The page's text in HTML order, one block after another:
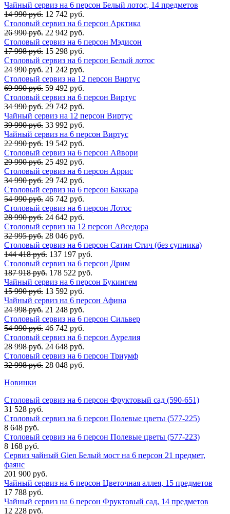
Чайный сервиз на 6 персон Белый лотос, 14 предметов
14 990 руб. 12 742 руб.
Столовый сервиз на 6 персон Арктика
26 990 руб. 22 942 руб.
Столовый сервиз на 6 персон Мэдисон
17 998 руб. 15 298 руб.
Столовый сервиз на 6 персон Белый лотос
24 990 руб. 21 242 руб.
Столовый сервиз на 12 персон Виртус
69 990 руб. 59 492 руб.
Столовый сервиз на 6 персон Виртус
34 990 руб. 29 742 руб.
Чайный сервиз на 12 персон Виртус
39 990 руб. 33 992 руб.
Чайный сервиз на 6 персон Виртус
22 990 руб. 19 542 руб.
Столовый сервиз на 6 персон Айвори
29 990 руб. 25 492 руб.
Столовый сервиз на 6 персон Аррис
34 990 руб. 29 742 руб.
Столовый сервиз на 6 персон Баккара
54 990 руб. 46 742 руб.
Столовый сервиз на 6 персон Лотос
28 990 руб. 24 642 руб.
Столовый сервиз на 12 персон Айседора
32 995 руб. 28 046 руб.
Столовый сервиз на 6 персон Сатин Стич (без супника)
144 418 руб. 137 197 руб.
Столовый сервиз на 6 персон Дрим
187 918 руб. 178 522 руб.
Чайный сервиз на 6 персон Букингем
15 990 руб. 13 592 руб.
Чайный сервиз на 6 персон Афина
24 998 руб. 21 248 руб.
Столовый сервиз на 6 персон Сильвер
54 990 руб. 46 742 руб.
Столовый сервиз на 6 персон Аурелия
28 998 руб. 24 648 руб.
Столовый сервиз на 6 персон Триумф
32 998 руб. 28 048 руб.
Новинки
Столовый сервиз на 6 персон Фруктовый сад (590-651)
31 528 руб.
Столовый сервиз на 6 персон Полевые цветы (577-225)
8 648 руб.
Столовый сервиз на 6 персон Полевые цветы (577-223)
8 168 руб.
Сервиз чайный Gien Белый мост на 6 персон 21 предмет,
фаянс
201 900 руб.
Чайный сервиз на 6 персон Цветочная аллея, 15 предметов
17 788 руб.
Чайный сервиз на 6 персон Фруктовый сад, 14 предметов
12 228 руб.